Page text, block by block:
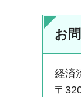
お
経済
〒